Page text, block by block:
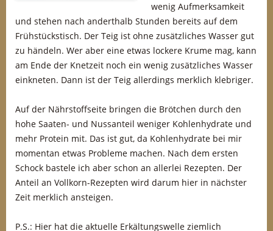
wenig Aufmerksamkeit
und stehen nach anderthalb Stunden bereits auf dem
Frühstückstisch. Der Teig ist ohne zusätzliches Wasser gut
zu händeln. Wer aber eine etwas lockere Krume mag, kann
am Ende der Knetzeit noch ein wenig zusätzliches Wasser
einkneten. Dann ist der Teig allerdings merklich klebriger.
Auf der Nährstoffseite bringen die Brötchen durch den
hohe Saaten- und Nussanteil weniger Kohlenhydrate und
mehr Protein mit. Das ist gut, da Kohlenhydrate bei mir
momentan etwas Probleme machen. Nach dem ersten
Schock bastele ich aber schon an allerlei Rezepten. Der
Anteil an Vollkorn-Rezepten wird darum hier in nächster
Zeit merklich ansteigen.
P.S.: Hier hat die aktuelle Erkältungswelle ziemlich